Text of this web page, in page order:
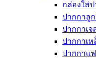
กล่องใส่
ปากกาลู
ปากกาเจ
ปากกาเห
ปากกาแ